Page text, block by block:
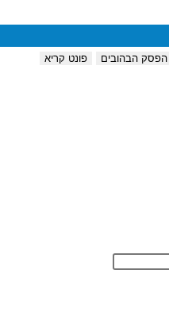
הפסק הבהובים
פונט קריא